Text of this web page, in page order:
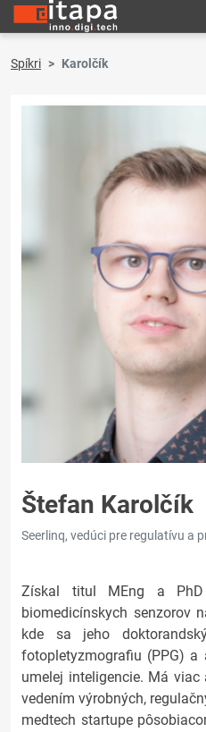
Spíkri Karolčík
Štefan Karolčík
Seerlinq, vedúci pre regulatívu a
Získal titul MEng a
biomedicínskych senzorov
kde sa jeho
fotopletyzmografiu (PPG)
umelej inteligencie. Má
vedením výrobných,
medtech startupe